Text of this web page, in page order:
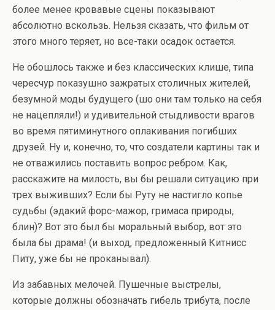
более менее кровавые сцены показывают
абсолютно вскользь. Нельзя сказать, что фильм от
этого много теряет, но все-таки осадок остается.
Не обошлось также и без классических клише, типа
чересчур показушно зажратых столичных жителей,
безумной моды будущего (шо они там только на себя
не нацепляли!) и удивительной стыдливости врагов
во время пятиминутного оплакивания погибших
друзей. Ну и, конечно, то, что создатели картины так и
не отважились поставить вопрос ребром. Как,
расскажите на милость, вы бы решали ситуацию при
трех выживших? Если бы Руту не настигло копье
судьбы (эдакий форс-мажор, гримаса природы,
блин)? Вот это был бы моральный выбор, вот это
была бы драма! (и выход, предложенный Китнисс
Питу, уже бы не проканывал).
Из забавных мелочей. Пушечные выстрелы,
которые должны обозначать гибель трибута, после